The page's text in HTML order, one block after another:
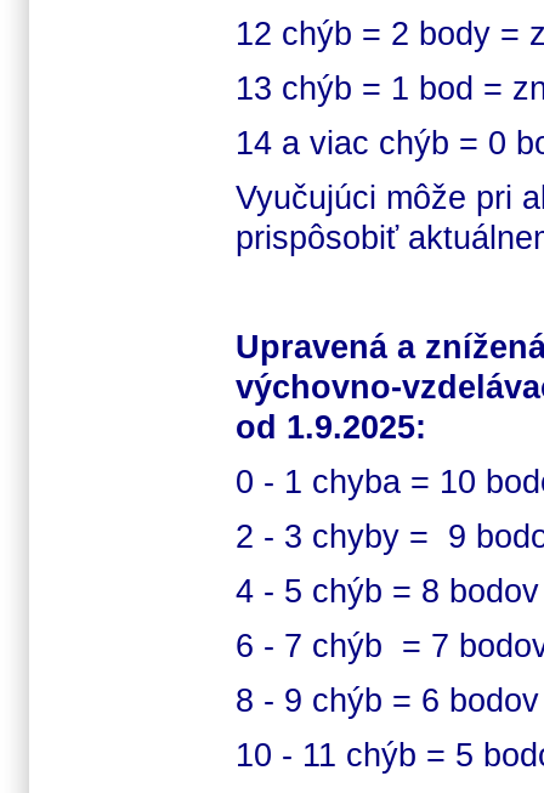
12 chýb = 2 body =
13 chýb = 1 bod =
14 a viac chýb = 0
Vyučujúci môže pri
prispôsobiť
Upravená a
výchovno-
od 1.9.2025:
0 - 1 chyba = 10
2 - 3 chyby = 9
4 - 5 chýb = 8
6 - 7 chýb = 7
8 - 9 chýb = 6
10 - 11 chýb = 5